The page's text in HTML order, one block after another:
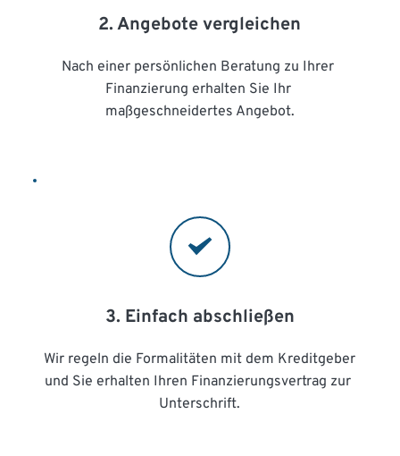
2. Angebote vergleichen
Nach einer persönlichen Beratung zu Ihrer
Finanzierung erhalten Sie Ihr
maßgeschneidertes Angebot.
3. Einfach abschließen
Wir regeln die Formalitäten mit dem Kreditgeber
und Sie erhalten Ihren Finanzierungsvertrag zur
Unterschrift.